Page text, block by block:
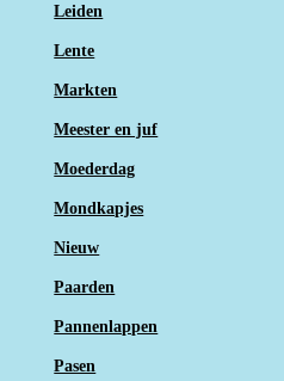
Leiden
Lente
Markten
Meester en juf
Moederdag
Mondkapjes
Nieuw
Paarden
Pannenlappen
Pasen